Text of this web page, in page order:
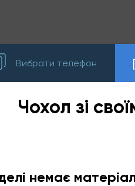
Вибрати телефон
Чохол зі
немає